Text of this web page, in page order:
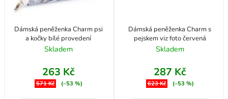
Dámská peněženka Charm psi
a kočky bílé provedení
Skladem
263 Kč
571 Kč (–53 %)
Dámská peněženka Charm s
pejskem viz foto červená
Skladem
287 Kč
623 Kč (–53 %)